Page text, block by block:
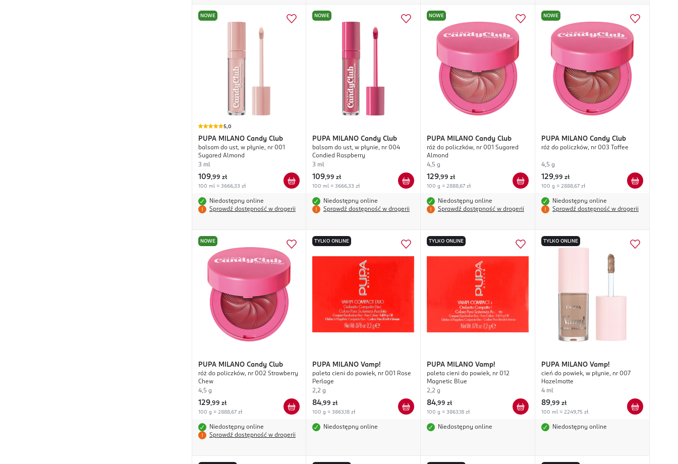
NOWE
5,0
PUPA MILANO Candy Club
balsam do ust, w płynie, nr 001
Sugared Almond
3 ml
109,99 zł
100 ml = 3666,33 zł
Niedostępny online
Sprawdź dostępność w drogerii
NOWE
PUPA MILANO Candy Club
balsam do ust, w płynie, nr 004
Condied Raspberry
3 ml
109,99 zł
100 ml = 3666,33 zł
Niedostępny online
Sprawdź dostępność w drogerii
NOWE
PUPA MILANO Candy Club
róż do policzków, nr 001 Sugared
Almond
4,5 g
129,99 zł
100 g = 2888,67 zł
Niedostępny online
Sprawdź dostępność w drogerii
NOWE
PUPA MILANO Candy Club
róż do policzków, nr 003 Toffee
4,5 g
129,99 zł
100 g = 2888,67 zł
Niedostępny online
Sprawdź dostępność w drogerii
NOWE
PUPA MILANO Candy Club
róż do policzków, nr 002 Strawberry
Chew
4,5 g
129,99 zł
100 g = 2888,67 zł
Niedostępny online
Sprawdź dostępność w drogerii
TYLKO ONLINE
PUPA MILANO Vamp!
paleta cieni do powiek, nr 001 Rose
Perlage
2,2 g
84,99 zł
100 g = 3863,18 zł
Niedostępny online
TYLKO ONLINE
PUPA MILANO Vamp!
paleta cieni do powiek, nr 012
Magnetic Blue
2,2 g
84,99 zł
100 g = 3863,18 zł
Niedostępny online
TYLKO ONLINE
PUPA MILANO Vamp!
cień do powiek, w płynie, nr 007
Hazelmatte
4 ml
89,99 zł
100 ml = 2249,75 zł
Niedostępny online